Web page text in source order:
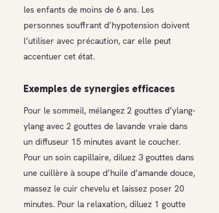
les enfants de moins de 6 ans. Les
personnes souffrant d’hypotension doivent
l’utiliser avec précaution, car elle peut
accentuer cet état.
Exemples de synergies efficaces
Pour le sommeil, mélangez 2 gouttes d’ylang-
ylang avec 2 gouttes de lavande vraie dans
un diffuseur 15 minutes avant le coucher.
Pour un soin capillaire, diluez 3 gouttes dans
une cuillère à soupe d’huile d’amande douce,
massez le cuir chevelu et laissez poser 20
minutes. Pour la relaxation, diluez 1 goutte